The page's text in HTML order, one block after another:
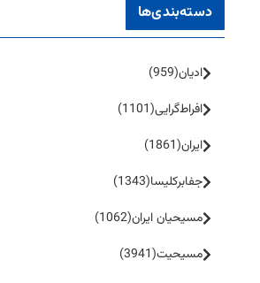
دسته‌بندی‌ها
ادیان(959)
افراط‌گرایی(1101)
ایران(1861)
جفا‌بر‌کلیسا(1343)
مسیحیان ایران(1062)
مسیحیت(3941)